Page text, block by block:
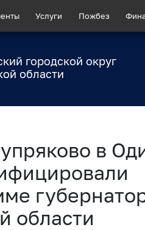
Услуги Пожбез
городской округ
области
в
области